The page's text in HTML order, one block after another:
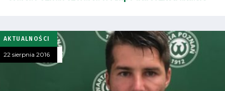
Tryb
oszczędności
AKTUALNOŚCI
22 sierpnia 2016